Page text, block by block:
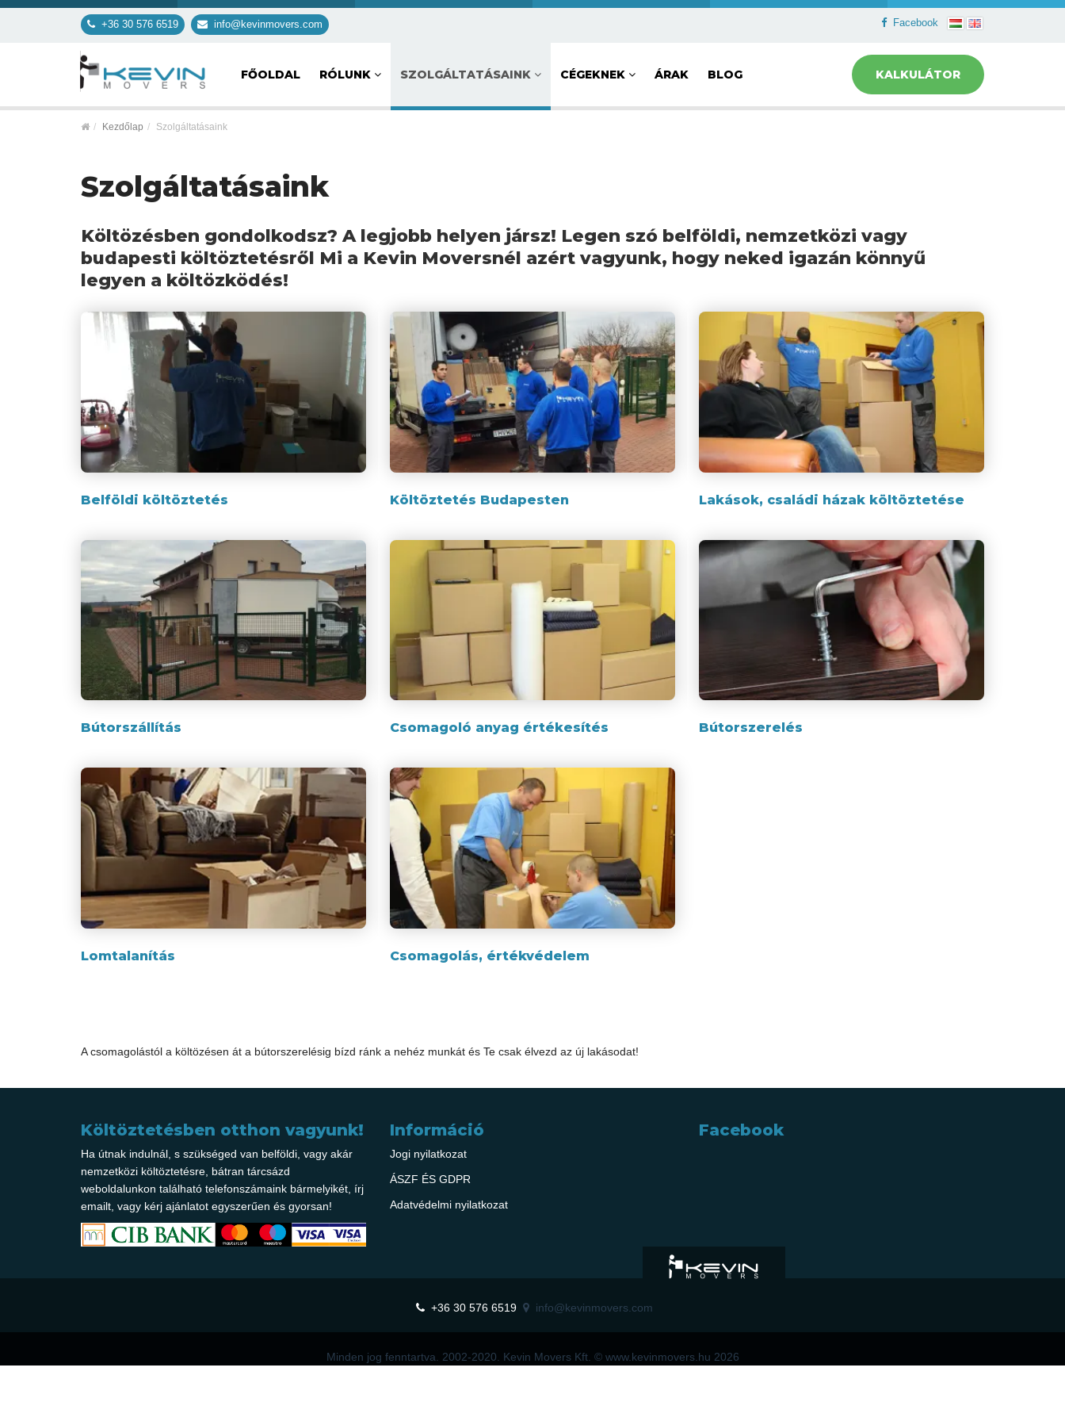
+36 30 576 6519 info@kevinmovers.com Facebook
FŐOLDAL RÓLUNK SZOLGÁLTATÁSAINK CÉGEKNEK ÁRAK BLOG KALKULÁTOR
Kezdőlap Szolgáltatásaink
Szolgáltatásaink
Költözésben gondolkodsz? A legjobb helyen jársz! Legen szó belföldi, nemzetközi vagy
budapesti költöztetésről Mi a Kevin Moversnél azért vagyunk, hogy neked igazán könnyű
legyen a költözködés!
Belföldi költöztetés Költöztetés Budapesten Lakások, családi házak költöztetése
Bútorszállítás Csomagoló anyag értékesítés Bútorszerelés
Lomtalanítás Csomagolás, értékvédelem
A csomagolástól a költözésen át a bútorszerelésig bízd ránk a nehéz munkát és Te csak élvezd az új lakásodat!
Költöztetésben otthon vagyunk!
Ha útnak indulnál, s szükséged van belföldi, vagy akár
nemzetközi költöztetésre, bátran tárcsázd
weboldalunkon található telefonszámaink bármelyikét, írj
emailt, vagy kérj ajánlatot egyszerűen és gyorsan!
Információ
Jogi nyilatkozat
ÁSZF ÉS GDPR
Adatvédelmi nyilatkozat
Facebook
+36 30 576 6519 info@kevinmovers.com
Minden jog fenntartva. 2002-2020. Kevin Movers Kft. © www.kevinmovers.hu 2026